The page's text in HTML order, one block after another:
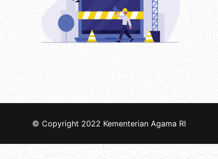
© Copyright 2022 Kementerian Agama RI